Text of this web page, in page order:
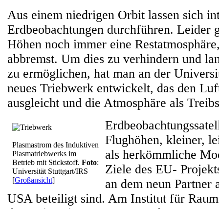
Aus einem niedrigen Orbit lassen sich
Erdbeobachtungen durchführen. Leider
Höhen noch immer eine
abbremst. Um dies zu verhindern und
zu ermöglichen, hat man an der
neues Triebwerk entwickelt, das den
ausgleicht und die Atmosphäre als
Plasmastrom des Induktiven
Plasmatriebwerks im
Betrieb mit Stickstoff. Foto:
Universität Stuttgart/IRS
[Großansicht]
Flughöhen, kleiner,
als herkömmliche
Ziele des EU-
an dem neun Partner
USA beteiligt sind. Am Institut für